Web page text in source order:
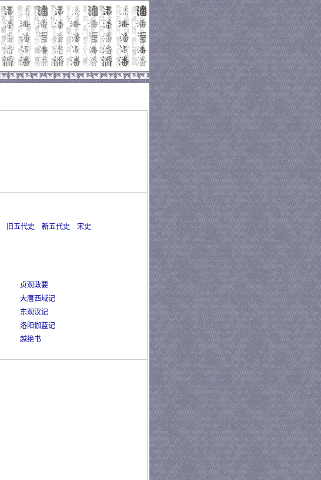
旧五代史 新五代史
宋史
贞观政要
大唐西域记
东观汉记
洛阳伽蓝记
越绝书